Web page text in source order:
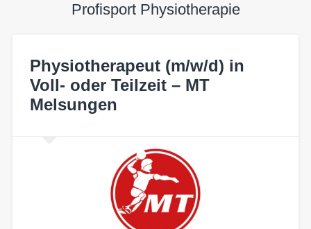
Profisport Physiotherapie
Physiotherapeut (m/w/d) in
Voll- oder Teilzeit – MT
Melsungen